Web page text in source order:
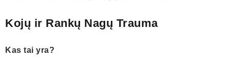
Kojų ir Rankų Nagų Trauma
Kas tai yra?